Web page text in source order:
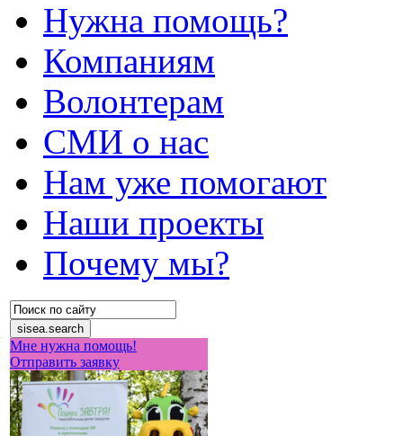
Нужна помощь?
Компаниям
Волонтерам
СМИ о нас
Нам уже помогают
Наши проекты
Почему мы?
Мне нужна помощь!
Отправить заявку